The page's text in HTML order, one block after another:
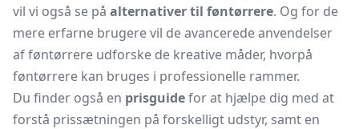
vil vi også se på alternativer til føntørrere. Og for de
mere erfarne brugere vil de avancerede anvendelser
af føntørrere udforske de kreative måder, hvorpå
føntørrere kan bruges i professionelle rammer.
Du finder også en prisguidefor at hjælpe dig med at
forstå prissætningen på forskelligt udstyr, samt en